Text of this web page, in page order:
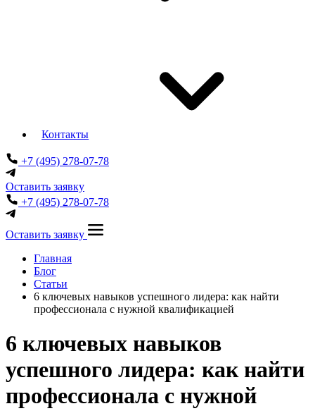
Контакты
+7 (495) 278-07-78
Оставить заявку
+7 (495) 278-07-78
Оставить заявку
Главная
Блог
Статьи
6 ключевых навыков успешного лидера: как найти
профессионала с нужной квалификацией
6 ключевых навыков
успешного лидера: как найти
профессионала с нужной